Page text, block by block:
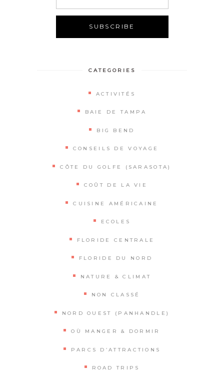
CATEGORIES
ACTIVITÉS
BAIE DE TAMPA
BIG BEND
CONSEILS DE VOYAGE
CÔTE DU GOLFE (SARASOTA)
COÛT DE LA VIE
CUISINE AMÉRICAINE
ECOLES
FLORIDE CENTRALE
FLORIDE DU NORD
NATURE & CLIMAT
NON CLASSÉ
NORD OUEST (PANHANDLE)
OÙ MANGER & DORMIR
PARCS D’ATTRACTIONS
ROAD TRIPS